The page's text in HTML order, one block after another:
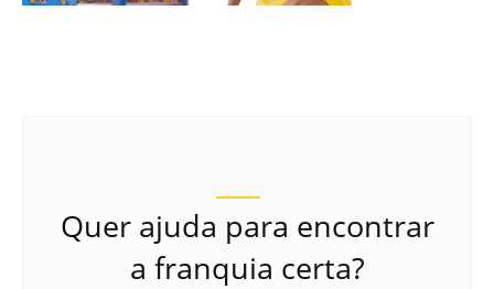
Quer ajuda para encontrar
a franquia certa?